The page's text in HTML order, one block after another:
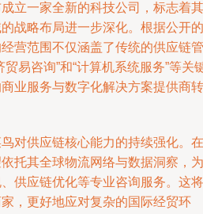
立一家全新的科技公司，标志着其
战略布局进一步深化。根据公开的
营范围不仅涵盖了传统的供应链管
易咨询”和“计算机系统服务”等关
业服务与数字化解决方案提供商转
对供应链核心能力的持续强化。在
托其全球物流网络与数据洞察，为
供应链优化等专业咨询服务。这将
，更好地应对复杂的国际经贸环